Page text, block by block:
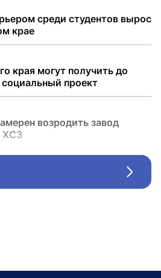
среди студентов вырос
крае
края могут получить до
проект
возродить завод
ХСЗ